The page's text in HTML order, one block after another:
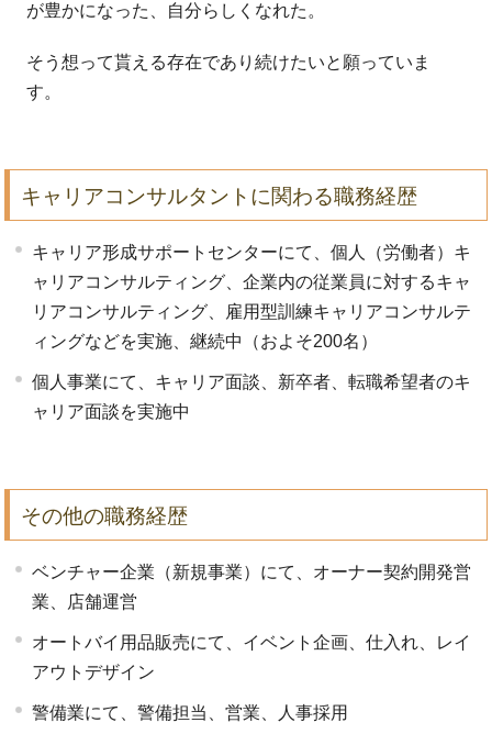
が豊かになった、自分らしくなれた。
そう想って貰える存在であり続けたいと願っていま
す。
キャリアコンサルタントに関わる職務経歴
キャリア形成サポートセンターにて、個人（労働者）キ
ャリアコンサルティング、企業内の従業員に対するキャ
リアコンサルティング、雇用型訓練キャリアコンサルテ
ィングなどを実施、継続中（およそ200名）
個人事業にて、キャリア面談、新卒者、転職希望者のキ
ャリア面談を実施中
その他の職務経歴
ベンチャー企業（新規事業）にて、オーナー契約開発営
業、店舗運営
オートバイ用品販売にて、イベント企画、仕入れ、レイ
アウトデザイン
警備業にて、警備担当、営業、人事採用